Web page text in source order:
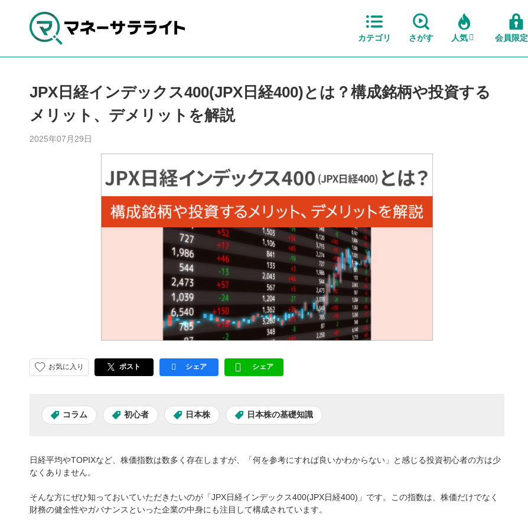
カテゴリ さがす 人気 会員限定
JPX日経インデックス400(JPX日経400)とは？構成銘柄や投資する
メリット、デメリットを解説
2025年07月29日
お気に入り ポスト facebook
シェア LINE
シェア
コラム 初心者 日本株 日本株の基礎知識
日経平均やTOPIXなど、株価指数は数多く存在しますが、「何を参考にすれば良いかわからない」と感じる投資初心者の方は少
なくありません。
そんな方にぜひ知っておいていただきたいのが「JPX日経インデックス400(JPX日経400)」です。この指数は、株価だけでなく
財務の健全性やガバナンスといった企業の中身にも注目して構成されています。